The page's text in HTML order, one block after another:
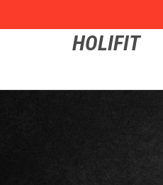
HOLIFIT